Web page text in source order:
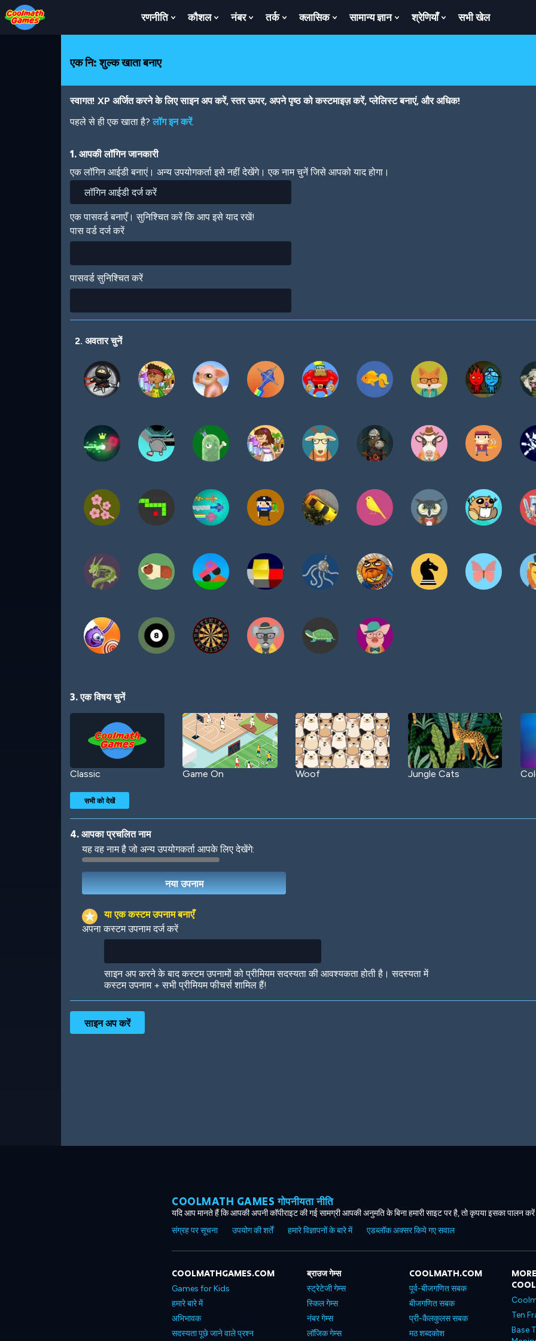
Skip
to
Top
Skip
to
Navigation
Skip
to
Main
Skip
to
Footer
Skip
to
main
रणनीति
Show
Submenu
कौशल
Show
Submenu
नंबर
Show
Submenu
तर्क
Show
Submenu
क्लासिक
Show
Submenu
सामान्य ज्ञान
Show
Submenu
श्रेणियाँ
Show
Submenu
सभी खेल
एक नि: शुल्क खाता बनाए
स्वागत! XP अर्जित करने के लिए साइन अप करें, स्तर ऊपर, अपने पृष्ठ को कस्टमाइज़ करें, प्लेलिस्ट बनाएं, और अधिक!
पहले से ही एक खाता है?लॉग इन करें.
1. आपकी लॉगिन जानकारी
एक लॉगिन आईडी बनाएं। अन्य उपयोगकर्ता इसे नहीं देखेंगे। एक नाम चुनें जिसे आपको याद होगा।
एक पासवर्ड बनाएँ। सुनिश्चित करें कि आप इसे याद रखें!
पास वर्ड दर्ज करें
पासवर्ड सुनिश्चित करें
2. अवतार चुनें
3. एक विषय चुनें
Classic Game On Woof Jungle Cats
Robotic International
सभी को देखें
4. आपका प्रचलित नाम
यह वह नाम है जो अन्य उपयोगकर्ता आपके लिए देखेंगे:
या एक कस्टम उपनाम बनाएँ
अपना कस्टम उपनाम दर्ज करें
साइन अप करने के बाद कस्टम उपनामों को प्रीमियम सदस्यता की आवश्यकता होती है। सदस्यता में
कस्टम उपनाम + सभी प्रीमियम फीचर्स शामिल हैं!
COOLMATH GAMES गोपनीयता नीति
यदि आप मानते हैं कि आपकी अपनी कॉपीराइट की गई सामग्री आपकी अनुमति के बिना हमारी साइट पर है, तो कृपया इसका पालन करें
संग्रह पर सूचना
उपयोग की शर्तें हमारे विज्ञापनों के बारे में एडब्लॉक अक्सर किये गए सवाल
COOLMATHGAMES.COM
Games for Kids
हमारे बारे में
अभिभावक
सदस्यता पूछे जाने वाले प्रश्न
ब्राउज गेम्स
स्ट्रेटेजी गेम्स
स्किल गेम्स
नंबर गेम्स
लॉजिक गेम्स
COOLMATH.COM
पूर्व-बीजगणित सबक
बीजगणित सबक
प्री-कैलकुलस सबक
मठ शब्दकोश
Ten
Base